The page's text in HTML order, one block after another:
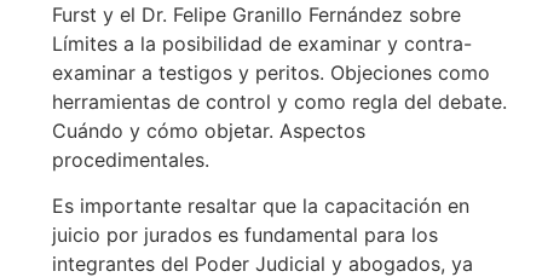
Furst y el Dr. Felipe Granillo Fernández sobre
Límites a la posibilidad de examinar y contra-
examinar a testigos y peritos. Objeciones como
herramientas de control y como regla del debate.
Cuándo y cómo objetar. Aspectos
procedimentales.
Es importante resaltar que la capacitación en
juicio por jurados es fundamental para los
integrantes del Poder Judicial y abogados, ya